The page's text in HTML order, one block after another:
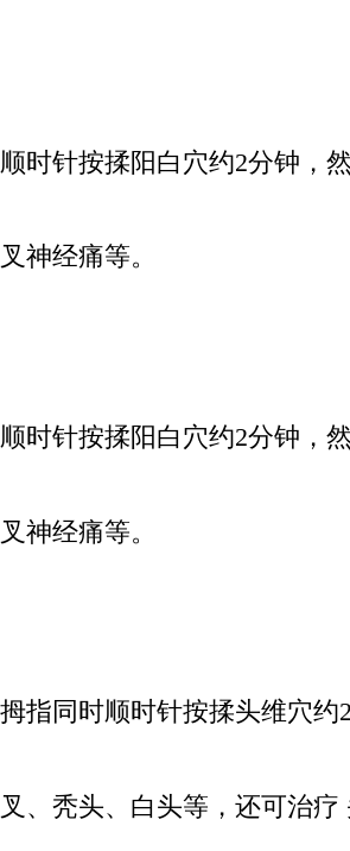
时针按揉阳白穴约2分钟，
神经痛等。
时针按揉阳白穴约2分钟，
神经痛等。
指同时顺时针按揉头维穴
、秃头、白头等，还可治疗